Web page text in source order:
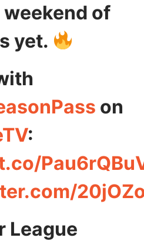
of
yet.
on
:
League